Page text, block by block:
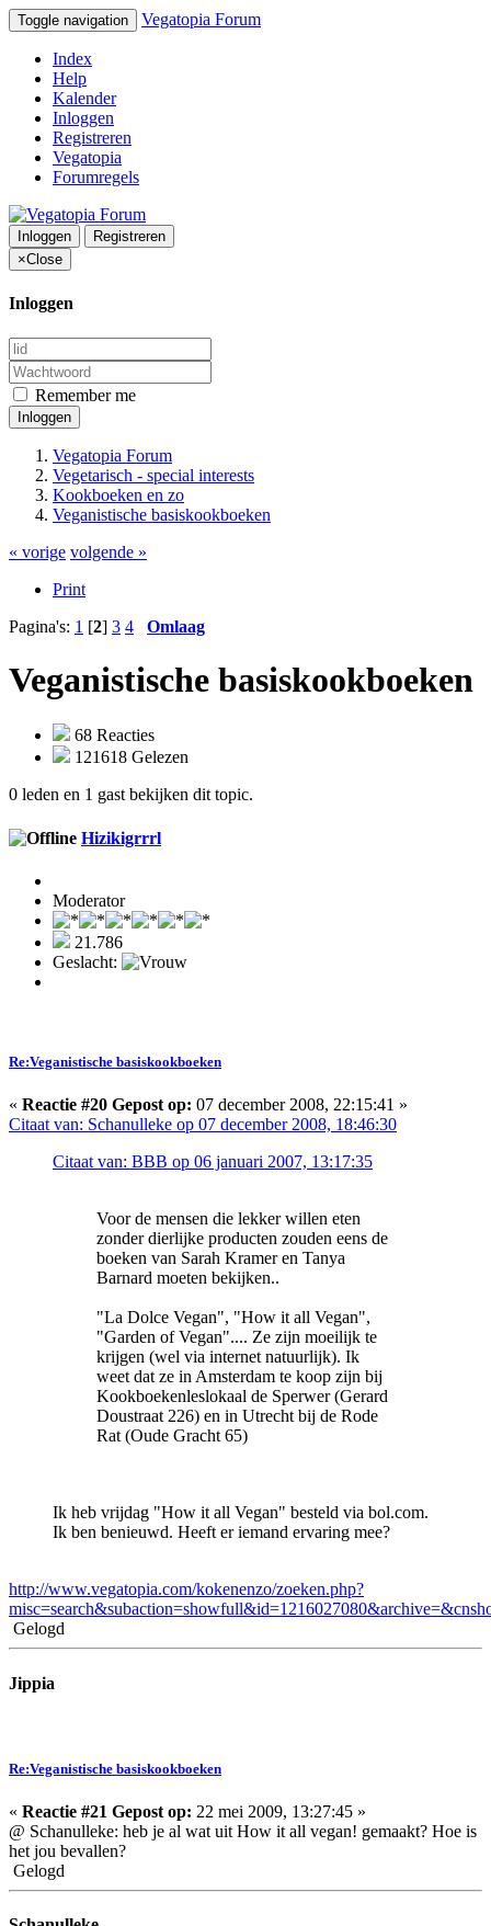
Toggle navigation Vegatopia Forum
Index
Help
Kalender
Inloggen
Registreren
Vegatopia
Forumregels
Inloggen
Registreren
×Close
Inloggen
Remember me
Inloggen
Vegatopia Forum
Vegetarisch - special interests
Kookboeken en zo
Veganistische basiskookboeken
« vorige volgende »
Print
Pagina's: 1 [2] 3 4 Omlaag
Veganistische basiskookboeken
68 Reacties
121618 Gelezen
0 leden en 1 gast bekijken dit topic.
Hizikigrrrl
Moderator
21.786
Geslacht:
Re:Veganistische basiskookboeken
« Reactie #20 Gepost op: 07 december 2008, 22:15:41 »
Citaat van: Schanulleke op 07 december 2008, 18:46:30
Citaat van: BBB op 06 januari 2007, 13:17:35
Voor de mensen die lekker willen eten
zonder dierlijke producten zouden eens de
boeken van Sarah Kramer en Tanya
Barnard moeten bekijken..
"La Dolce Vegan", "How it all Vegan",
"Garden of Vegan".... Ze zijn moeilijk te
krijgen (wel via internet natuurlijk). Ik
weet dat ze in Amsterdam te koop zijn bij
Kookboekenleslokaal de Sperwer (Gerard
Doustraat 226) en in Utrecht bij de Rode
Rat (Oude Gracht 65)
Ik heb vrijdag "How it all Vegan" besteld via bol.com.
Ik ben benieuwd. Heeft er iemand ervaring mee?
http://www.vegatopia.com/kokenenzo/zoeken.php?
Gelogd
Jippia
Re:Veganistische basiskookboeken
« Reactie #21 Gepost op: 22 mei 2009, 13:27:45 »
@ Schanulleke: heb je al wat uit How it all vegan! gemaakt? Hoe is
het jou bevallen?
Gelogd